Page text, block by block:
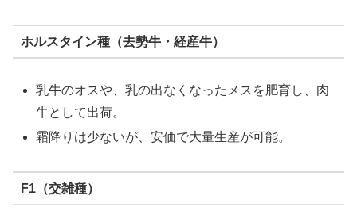
ホルスタイン種（去勢牛・経産牛）
乳牛のオスや、乳の出なくなったメスを肥育し、肉
牛として出荷。
霜降りは少ないが、安価で大量生産が可能。
F1（交雑種）